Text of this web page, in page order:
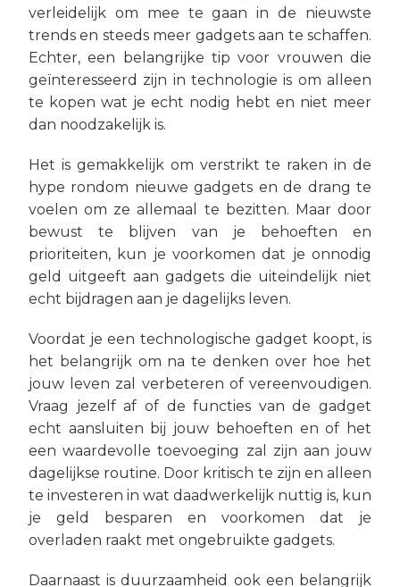
verleidelijk om mee te gaan in de nieuwste
trends en steeds meer gadgets aan te schaffen.
Echter, een belangrijke tip voor vrouwen die
geïnteresseerd zijn in technologie is om alleen
te kopen wat je echt nodig hebt en niet meer
dan noodzakelijk is.
Het is gemakkelijk om verstrikt te raken in de
hype rondom nieuwe gadgets en de drang te
voelen om ze allemaal te bezitten. Maar door
bewust te blijven van je behoeften en
prioriteiten, kun je voorkomen dat je onnodig
geld uitgeeft aan gadgets die uiteindelijk niet
echt bijdragen aan je dagelijks leven.
Voordat je een technologische gadget koopt, is
het belangrijk om na te denken over hoe het
jouw leven zal verbeteren of vereenvoudigen.
Vraag jezelf af of de functies van de gadget
echt aansluiten bij jouw behoeften en of het
een waardevolle toevoeging zal zijn aan jouw
dagelijkse routine. Door kritisch te zijn en alleen
te investeren in wat daadwerkelijk nuttig is, kun
je geld besparen en voorkomen dat je
overladen raakt met ongebruikte gadgets.
Daarnaast is duurzaamheid ook een belangrijk